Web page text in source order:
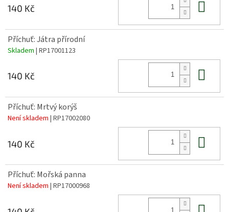
140 Kč
Příchuť: Játra přírodní
Skladem | RP17001123
140 Kč
Příchuť: Mrtvý korýš
Není skladem | RP17002080
140 Kč
Příchuť: Mořská panna
Není skladem | RP17000968